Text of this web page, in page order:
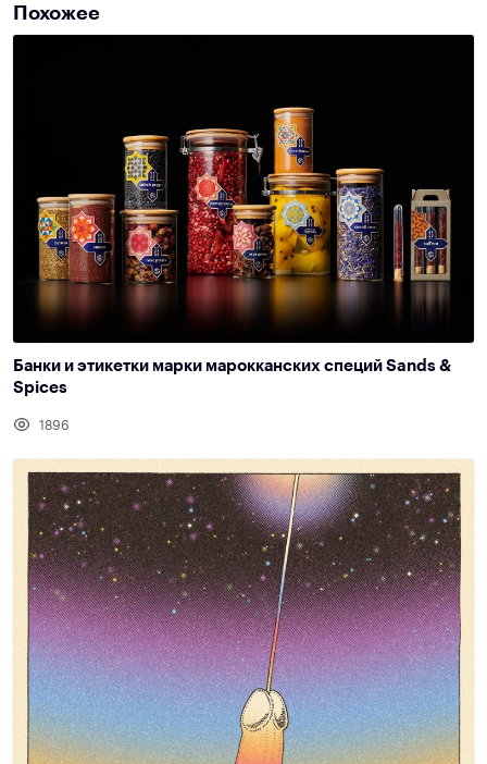
Похожее
Банки и этикетки марки марокканских специй Sands &
Spices
1896